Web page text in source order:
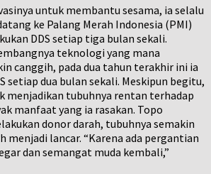
untuk membantu sesama, ia selalu
ke Palang Merah Indonesia (PMI)
DDS setiap tiga bulan sekali.
teknologi yang mana
canggih, pada dua tahun terakhir ini ia
setiap dua bulan sekali. Meskipun begitu,
tubuhnya rentan terhadap
manfaat yang ia rasakan. Topo
donor darah, tubuhnya semakin
menjadi lancar. “Karena ada pergantian
dan semangat muda kembali,”